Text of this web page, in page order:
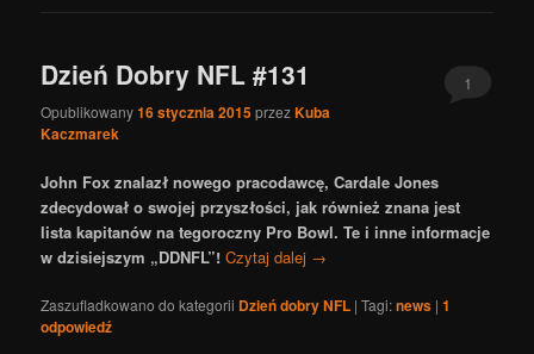
Dzień Dobry NFL #131
Opublikowany16 stycznia 2015przezKuba
Kaczmarek
1
John Fox znalazł nowego pracodawcę, Cardale Jones
zdecydował o swojej przyszłości, jak również znana jest
lista kapitanów na tegoroczny Pro Bowl. Te i inne informacje
w dzisiejszym „DDNFL”! Czytaj dalej →
Zaszufladkowano do kategorii Dzień dobry NFL |Tagi:news |1
odpowiedź